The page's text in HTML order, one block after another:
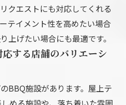
クエストにも対応してくれる
テイメント性を高めたい場合
上げたい場合にも最適です。
する店舗のバリエーシ
BBQ施設があります。屋上テ